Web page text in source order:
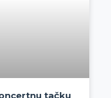
tačku